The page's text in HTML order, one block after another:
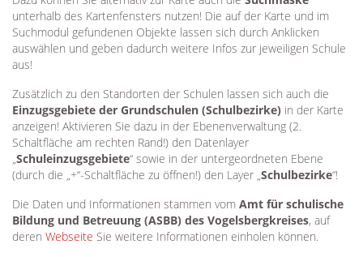
unterhalb des Kartenfensters nutzen! Die auf der Karte und im
Suchmodul gefundenen Objekte lassen sich durch Anklicken
auswählen und geben dadurch weitere Infos zur jeweiligen Schule
aus!
Zusätzlich zu den Standorten der Schulen lassen sich auch die
Einzugsgebiete der Grundschulen (Schulbezirke) in der Karte
anzeigen! Aktivieren Sie dazu in der Ebenenverwaltung (2.
Schaltfläche am rechten Rand!) den Datenlayer
„Schuleinzugsgebiete“ sowie in der untergeordneten Ebene
(durch die „+“-Schaltfläche zu öffnen!) den Layer „Schulbezirke“!
Die Daten und Informationen stammen vom Amt für schulische
Bildung und Betreuung (ASBB) des Vogelsbergkreises, auf
deren Webseite Sie weitere Informationen einholen können.